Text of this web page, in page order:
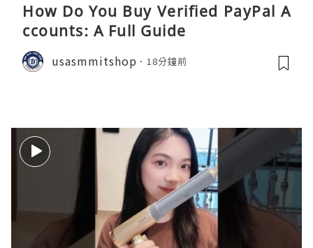
How Do You Buy Verified PayPal A
ccounts: A Full Guide
usasmmitshop 18分鐘前